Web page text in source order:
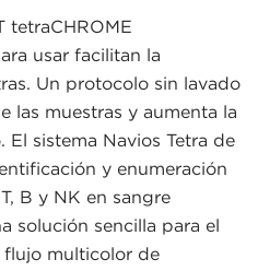
tetraCHROME
usar facilitan la
Un protocolo sin lavado
las muestras y aumenta la
sistema Navios Tetra de
y enumeración
B y NK en sangre
solución sencilla para el
flujo multicolor de